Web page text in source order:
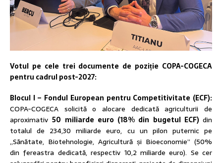
Votul pe cele trei documente de poziție COPA-COGECA
pentru cadrul post-2027:
Blocul I – Fondul European pentru Competitivitate (ECF):
COPA-COGECA solicită o alocare dedicată agriculturii de
aproximativ50 miliarde euro (18% din bugetul ECF) din
totalul de 234,30 miliarde euro, cu un pilon puternic pe
„Sănătate, Biotehnologie, Agricultură și Bioeconomie” (50%
din fereastra dedicată, respectiv 10,2 miliarde euro). Se cer